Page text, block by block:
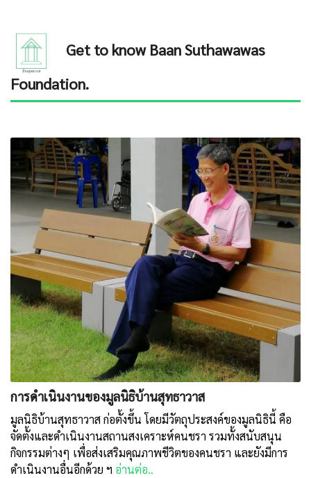
Get to know Baan Suthawawas
Foundation.
การดำเนินงานของมูลนิธิบ้านสุทธาวาส
มูลนิธิบ้านสุทธาวาส ก่อตั้งขึ้น โดยมีวัตถุประสงค์ของมูลนิธินี้ คือ
จัดตั้งและดำเนินงานสถานสงเคราะห์คนชรา รวมทั้งสนับสนุน
กิจกรรมต่างๆ เพื่อส่งเสริมคุณภาพชีวิตของคนชรา และยังมีการ
ดำเนินงานอื่นอีกด้วย ฯ อ่านต่อ..